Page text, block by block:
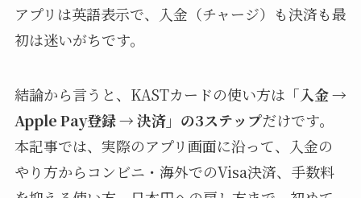
アプリは英語表示で、入金（チャージ）も決済も最
初は迷いがちです。
結論から言うと、KASTカードの使い方は 「入金 →
Apple Pay登録 → 決済」の3ステップだけです。
本記事では、実際のアプリ画面に沿って、入金の
やり方からコンビニ・海外でのVisa決済、手数料